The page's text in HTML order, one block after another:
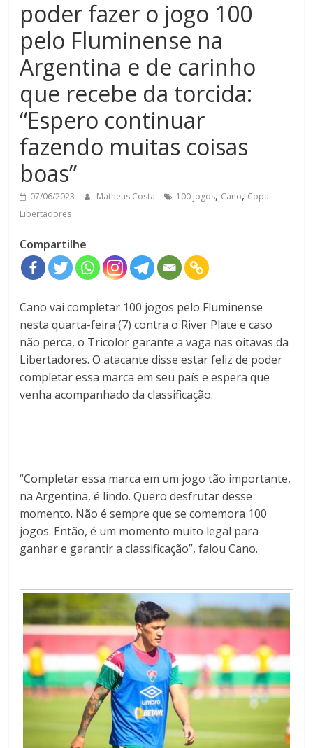
poder fazer o jogo 100
pelo Fluminense na
Argentina e de carinho
que recebe da torcida:
“Espero continuar
fazendo muitas coisas
boas”
07/06/2023 Matheus Costa 100 jogos, Cano, Copa
Libertadores
Compartilhe
Cano vai completar 100 jogos pelo Fluminense
nesta quarta-feira (7) contra o River Plate e caso
não perca, o Tricolor garante a vaga nas oitavas da
Libertadores. O atacante disse estar feliz de poder
completar essa marca em seu país e espera que
venha acompanhado da classificação.
“Completar essa marca em um jogo tão importante,
na Argentina, é lindo. Quero desfrutar desse
momento. Não é sempre que se comemora 100
jogos. Então, é um momento muito legal para
ganhar e garantir a classificação”, falou Cano.